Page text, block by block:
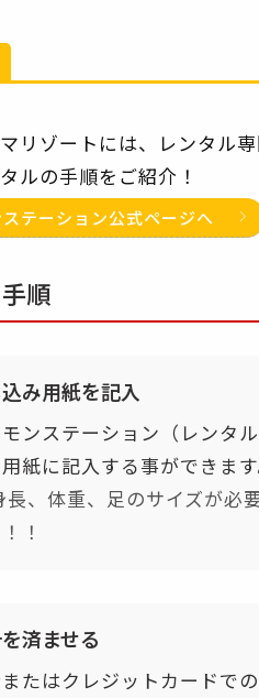
リゾートには、レンタル
ルの手順をご紹介！
テーション公式ページへ
順
み用紙を記入
ンステーション（レンタ
紙に記入する事ができます
長、体重、足のサイズが必
！
済ませる
たはクレジットカードで